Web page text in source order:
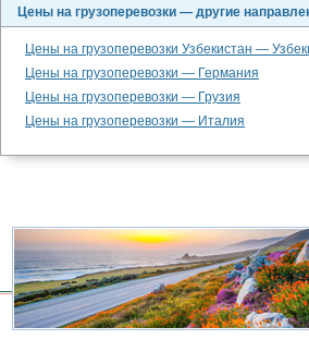
Цены на грузоперевозки — другие
Цены на грузоперевозки Узбекистан —
Цены на грузоперевозки — Германия
Цены на грузоперевозки — Грузия
Цены на грузоперевозки — Италия